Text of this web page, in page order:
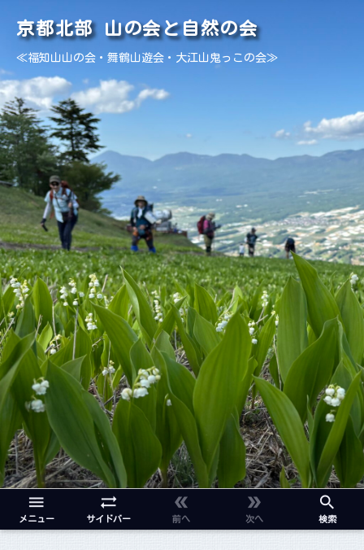
京都北部 山の会と自然の会
≪福知山山の会・舞鶴山遊会・大江山鬼っこの会≫

メニュー

サイドバー

前へ

次へ

検索